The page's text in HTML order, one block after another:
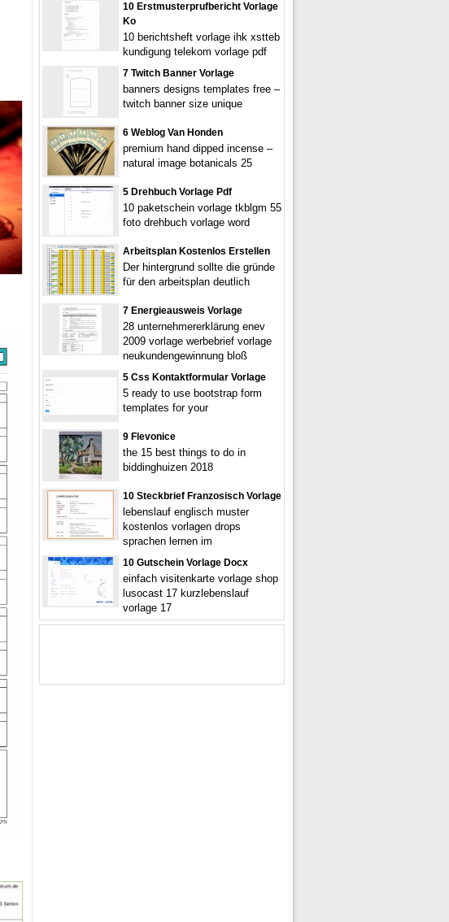
10 Erstmusterprufbericht Vorlage
Ko
10 berichtsheft vorlage ihk xstteb
kundigung telekom vorlage pdf
7 Twitch Banner Vorlage
banners designs templates free –
twitch banner size unique
6 Weblog Van Honden
premium hand dipped incense –
natural image botanicals 25
5 Drehbuch Vorlage Pdf
10 paketschein vorlage tkblgm 55
foto drehbuch vorlage word
Arbeitsplan Kostenlos Erstellen
Der hintergrund sollte die gründe
für den arbeitsplan deutlich
7 Energieausweis Vorlage
28 unternehmererklärung enev
2009 vorlage werbebrief vorlage
neukundengewinnung bloß
5 Css Kontaktformular Vorlage
5 ready to use bootstrap form
templates for your
9 Flevonice
the 15 best things to do in
biddinghuizen 2018
10 Steckbrief Franzosisch Vorlage
lebenslauf englisch muster
kostenlos vorlagen drops
sprachen lernen im
10 Gutschein Vorlage Docx
einfach visitenkarte vorlage shop
lusocast 17 kurzlebenslauf
vorlage 17